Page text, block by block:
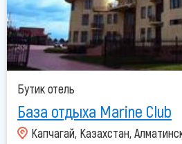
Бутик отель
База отдыха Marine Club
Капчагай, Казахстан,